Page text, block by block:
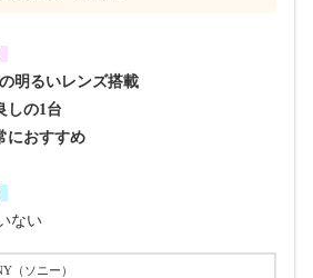
明るいレンズ搭載
しの1台
におすすめ
ない
（ソニー）